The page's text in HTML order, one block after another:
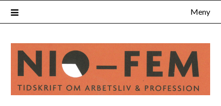
Meny